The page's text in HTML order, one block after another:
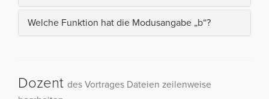
Welche Funktion hat die Modusangabe „b“?
Dozent des Vortrages Dateien zeilenweise